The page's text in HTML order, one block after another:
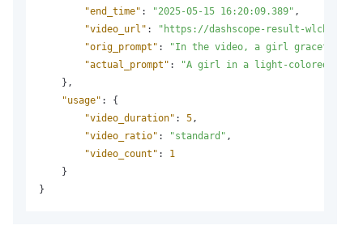
"end_time" : "2025-05-15 16:20:09.389" ,
"video_url" :
"https://dashscope-result-wlcb.oss-
"orig_prompt" :
"In the video, a girl gracefully
"actual_prompt" :
"A girl in a light-colored long
} ,
"usage" :
{
"video_duration" : 5 ,
"video_ratio" : "standard" ,
"video_count" :
1
}
}